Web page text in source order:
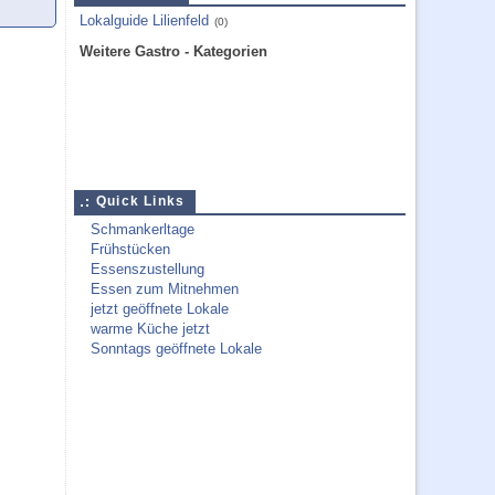
Lokalguide Lilienfeld (0)
Weitere Gastro - Kategorien
Quick Links
Schmankerltage
Frühstücken
Essenszustellung
Essen zum Mitnehmen
jetzt geöffnete Lokale
warme Küche jetzt
Sonntags geöffnete Lokale